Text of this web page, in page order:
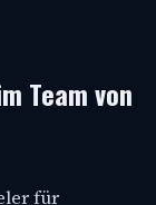
Team von
für